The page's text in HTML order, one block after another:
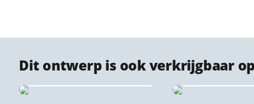
Dit ontwerp is ook verkrijgbaar op
Geroest metaal —